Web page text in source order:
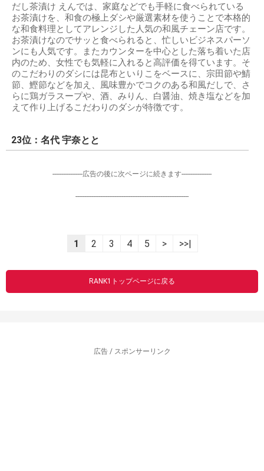
だし茶漬け えんでは、家庭などでも手軽に食べられている
お茶漬けを、和食の極上ダシや厳選素材を使うことで本格的
な和食料理としてアレンジした人気の和風チェーン店です。
お茶漬けなのでサッと食べられると、忙しいビジネスパーソ
ンにも人気です。またカウンターを中心とした落ち着いた店
内のため、女性でも気軽に入れると高評価を得ています。そ
のこだわりのダシには昆布といりこをベースに、宗田節や鯖
節、鰹節などを加え、風味豊かでコクのある和風だしで、さ
らに鶏ガラスープや、酒、みりん、白醤油、焼き塩などを加
えて作り上げるこだわりのダシが特徴です。
23位：名代 宇奈とと
-----------------広告の後に次ページに続きます-----------------
----------------------------------------------------------------
1 2 3 4 5 > >>|
RANK1トップページに戻る
広告 / スポンサーリンク